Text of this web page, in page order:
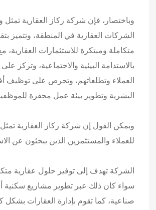
وباختصار، فإن شركة ركاز العقارية تمثل
الشركات العقارية في المنطقة، وتتميز
متكاملة ومبتكرة للاستثمارات العقارية،
بالاستدامة البيئية والاجتماعية، وتركز
العملاء وتطلعاتهم، وتحرص على توظيف
البشرية وتطوير بيئة عمل محفزة
ويمكن القول إن شركة ركاز العقارية تمثل
للعملاء والمستثمرين الذين يبحثون عن
الشركة تهدف إلى توفير حلول عقارية
سواء كان ذلك عبر تطوير مشاريع سكنية
صناعية، كما تقوم بإدارة العقارات بشكل